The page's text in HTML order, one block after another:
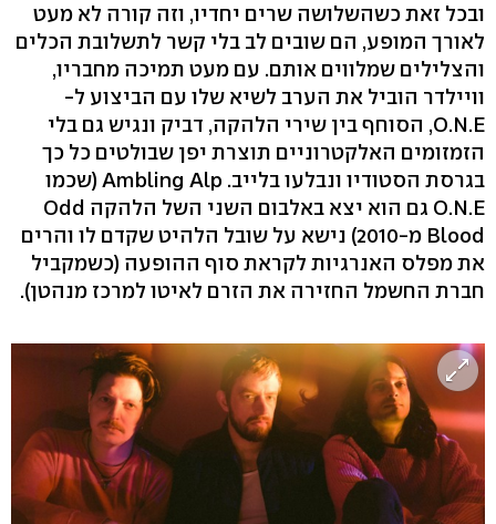
ובכל זאת כשהשלושה שרים יחדיו, וזה קורה לא מעט
לאורך המופע, הם שובים לב בלי קשר לתשלובת הכלים
והצלילים שמלווים אותם. עם מעט תמיכה מחבריו,
וויילדר הוביל את הערב לשיא שלו עם הביצוע ל-
O.N.E, הסוחף בין שירי הלהקה, דביק ונגיש גם בלי
הזמזומים האלקטרוניים תוצרת יפן שבולטים כל כך
בגרסת הסטודיו ונבלעו בלייב. Ambling Alp (שכמו
O.N.E גם הוא יצא באלבום השני השל הלהקה Odd
Blood מ-2010) נישא על שובל הלהיט שקדם לו והרים
את מפלס האנרגיות לקראת סוף ההופעה (כשמקביל
חברת החשמל החזירה את הזרם לאיטו למרכז מנהטן).